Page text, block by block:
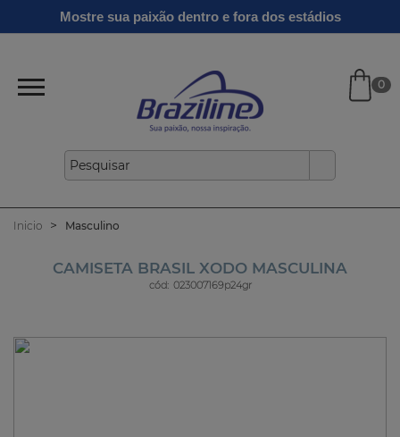
Mostre sua paixão dentro e fora dos estádios
Clássicos
Linha
Gold
Ginga
Verão
0
Inicio Masculino
CAMISETA BRASIL XODO MASCULINA
cód: 023007169p24gr